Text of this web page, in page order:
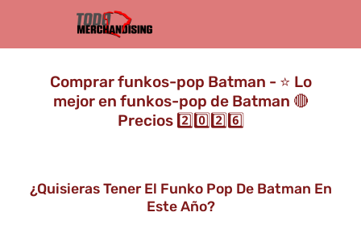
Comprar funkos-pop Batman - ⭐️ Lo
mejor en funkos-pop de Batman 🔴
Precios 2️⃣0️⃣2️⃣6️⃣
¿Quisieras Tener El Funko Pop De Batman En
Este Año?